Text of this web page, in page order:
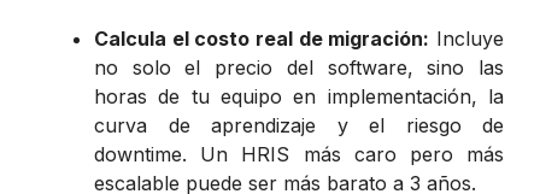
Calcula el costo real de migración: Incluye
no solo el precio del software, sino las
horas de tu equipo en implementación, la
curva de aprendizaje y el riesgo de
downtime. Un HRIS más caro pero más
escalable puede ser más barato a 3 años.